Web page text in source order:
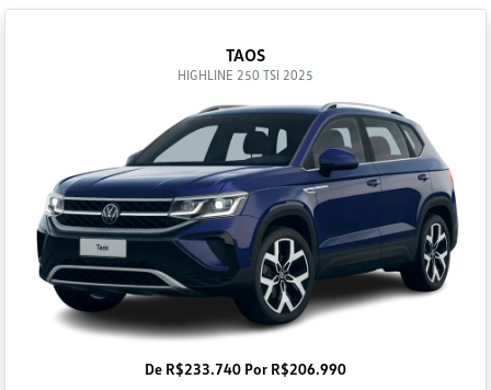
TAOS
HIGHLINE 250 TSI 2025
De R$233.740 Por R$206.990